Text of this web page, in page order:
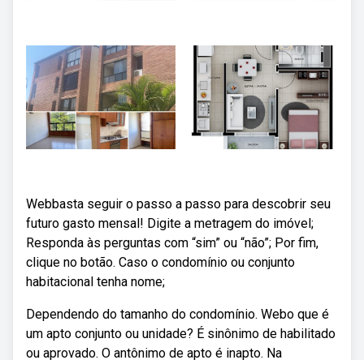
Webbasta seguir o passo a passo para descobrir seu
futuro gasto mensal! Digite a metragem do imóvel;
Responda às perguntas com “sim” ou “não”; Por fim,
clique no botão. Caso o condomínio ou conjunto
habitacional tenha nome;
Dependendo do tamanho do condomínio. Webo que é
um apto conjunto ou unidade? É sinônimo de habilitado
ou aprovado. O antônimo de apto é inapto. Na